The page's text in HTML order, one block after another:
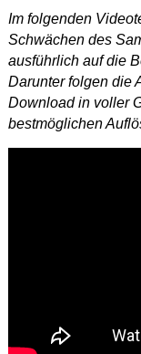
Im folgenden
Schwächen des
ausführlich auf die
Darunter folgen die
Download in voller
bestmöglichen